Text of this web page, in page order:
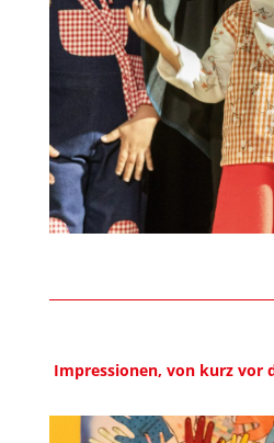
Impressionen, von kurz vor